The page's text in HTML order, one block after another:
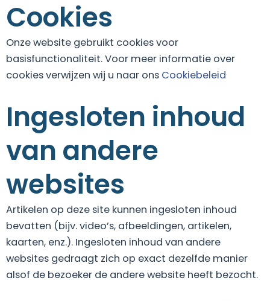
Cookies
Onze website gebruikt cookies voor
basisfunctionaliteit. Voor meer informatie over
cookies verwijzen wij u naar ons Cookiebeleid
Ingesloten inhoud
van andere
websites
Artikelen op deze site kunnen ingesloten inhoud
bevatten (bijv. video’s, afbeeldingen, artikelen,
kaarten, enz.). Ingesloten inhoud van andere
websites gedraagt zich op exact dezelfde manier
alsof de bezoeker de andere website heeft bezocht.